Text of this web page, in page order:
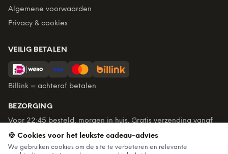
Algemene voorwaarden
Privacy & cookies
VEILIG BETALEN
Billink = achteraf betalen
BEZORGING
Voor 22:45 besteld, morgen in huis. Gratis verzending vanaf
€60. Tot 365 dagen retourneren.
★ 4,7/5 uit 6.235beoordelingen
🍪 Cookies voor het leukste cadeau-advies
We gebruiken cookies om de site te verbeteren en relevante